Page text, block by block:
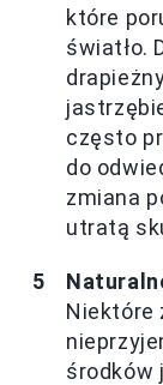
które
światło.
często
do
zmiana
utratą
Niektóre
środków